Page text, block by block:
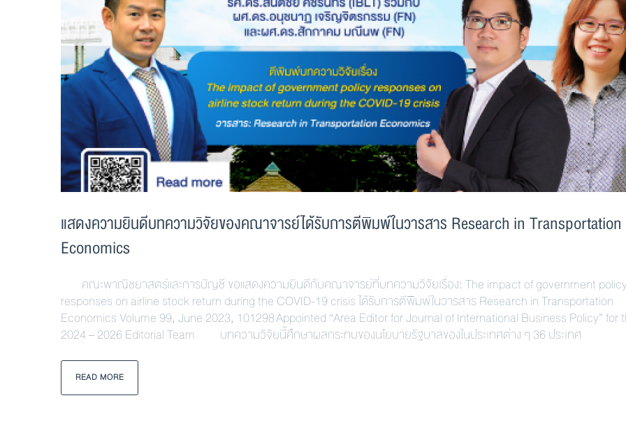
แสดงความยินดีบทความวิจัยของคณาจารย์ได้รับการตีพิมพ์ในวารสาร Research in Transportation
Economics
คณะพาณิชยาสตร์และการบัญชี ขอแสดงความยินดีกับคณาจารย์ที่บทความวิจัยเรื่อง: The impact of government
responses on airline stock return during the COVID-19 crisis ได้รับการตีพิมพ์ในวารสาร Research in Transportation
Economics Volume 99, June 2023, 101298 Appointed “Area Editor for Journal of International Business Policy” for
2024 – 2026 Editorial Team บทความวิจัยนี้ศึกษาผลกระทบของนโยบายรัฐบาลของในประเทศต่าง ๆ 36 ประเทศ
READ MORE